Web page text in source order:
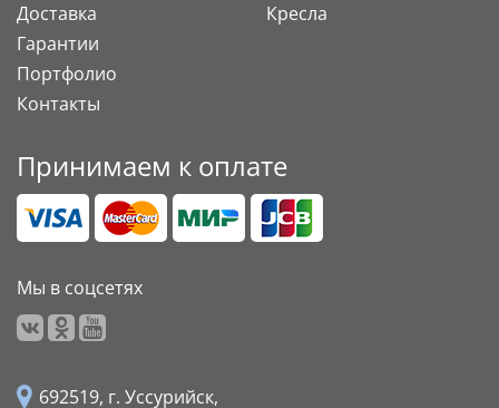
Доставка
Гарантии
Портфолио
Контакты
Кресла
Принимаем к оплате
Мы в соцсетях
692519, г. Уссурийск,